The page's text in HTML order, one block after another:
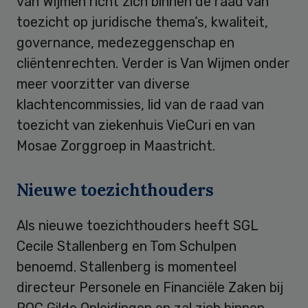
toezicht op juridische thema’s, kwaliteit,
governance, medezeggenschap en
cliëntenrechten. Verder is Van Wijmen onder
meer voorzitter van diverse
klachtencommissies, lid van de raad van
toezicht van ziekenhuis VieCuri en van
Mosae Zorggroep in Maastricht.
Nieuwe toezichthouders
Als nieuwe toezichthouders heeft SGL
Cecile Stallenberg en Tom Schulpen
benoemd. Stallenberg is momenteel
directeur Personele en Financiële Zaken bij